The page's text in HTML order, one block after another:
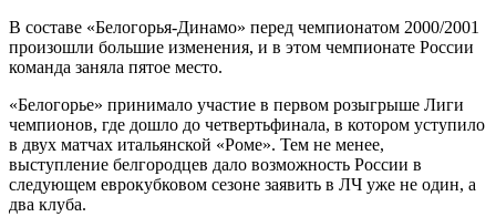
В составе «Белогорья-Динамо» перед чемпионатом 2000/2001
произошли большие изменения, и в этом чемпионате России
команда заняла пятое место.
«Белогорье» принимало участие в первом розыгрыше Лиги
чемпионов, где дошло до четвертьфинала, в котором уступило
в двух матчах итальянской «Роме». Тем не менее,
выступление белгородцев дало возможность России в
следующем еврокубковом сезоне заявить в ЛЧ уже не один, а
два клуба.